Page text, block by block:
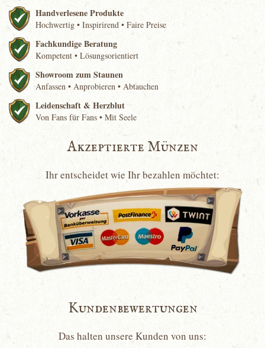
Handverlesene Produkte
Hochwertig • Inspirirend • Faire Preise
Fachkundige Beratung
Kompetent • Lösungsorientiert
Showroom zum Staunen
Anfassen • Anprobieren • Abtauchen
Leidenschaft & Herzblut
Von Fans für Fans • Mit Seele
Akzeptierte Münzen
Ihr entscheidet wie Ihr bezahlen möchtet:
Kundenbewertungen
Das halten unsere Kunden von uns: